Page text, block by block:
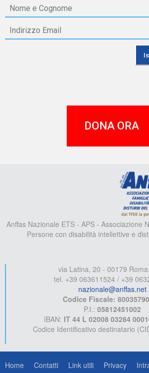
DONA ORA
Anffas Nazionale ETS - APS - Associazione
Persone con disabilità intellettive e
via Latina, 20 - 00179
tel. +39 063611524 / +39
nazionale@anffas.net
Codice Fiscale:
P.I.: 05812451002
IBAN: IT 44 L 02008 03284
Codice Identificativo destinatario
Home Contatti Link utili Privacy